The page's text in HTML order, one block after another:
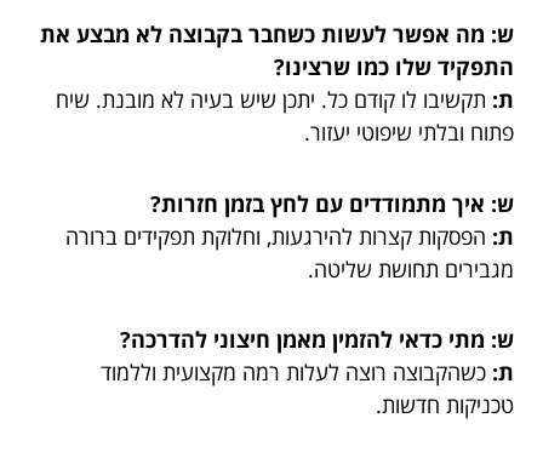
ש: מה אפשר לעשות כשחבר בקבוצה לא מבצע את
התפקיד שלו כמו שרצינו?
ת: תקשיבו לו קודם כל. יתכן שיש בעיה לא מובנת. שיח
פתוח ובלתי שיפוטי יעזור.
ש: איך מתמודדים עם לחץ בזמן חזרות?
ת: הפסקות קצרות להירגעות, וחלוקת תפקידים ברורה
מגבירים תחושת שליטה.
ש: מתי כדאי להזמין מאמן חיצוני להדרכה?
ת: כשהקבוצה רוצה לעלות רמה מקצועית וללמוד
טכניקות חדשות.